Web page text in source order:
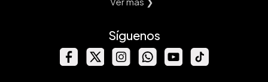
Síguenos